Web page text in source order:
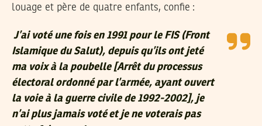
louage et père de quatre enfants, confie :
J’ai voté une fois en 1991 pour le FIS (Front
Islamique du Salut), depuis qu’ils ont jeté
ma voix à la poubelle [Arrêt du processus
électoral ordonné par l’armée, ayant ouvert
la voie à la guerre civile de 1992-2002], je
n’ai plus jamais voté et je ne voterais pas